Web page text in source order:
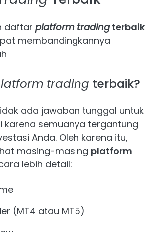
daftar platform tradingterbaik
membandingkannya
trading terbaik?
ada jawaban tunggal untuk
karena semuanya tergantung
Anda. Oleh karena itu,
masing-masing platform
lebih detail:
(MT4 atau MT5)